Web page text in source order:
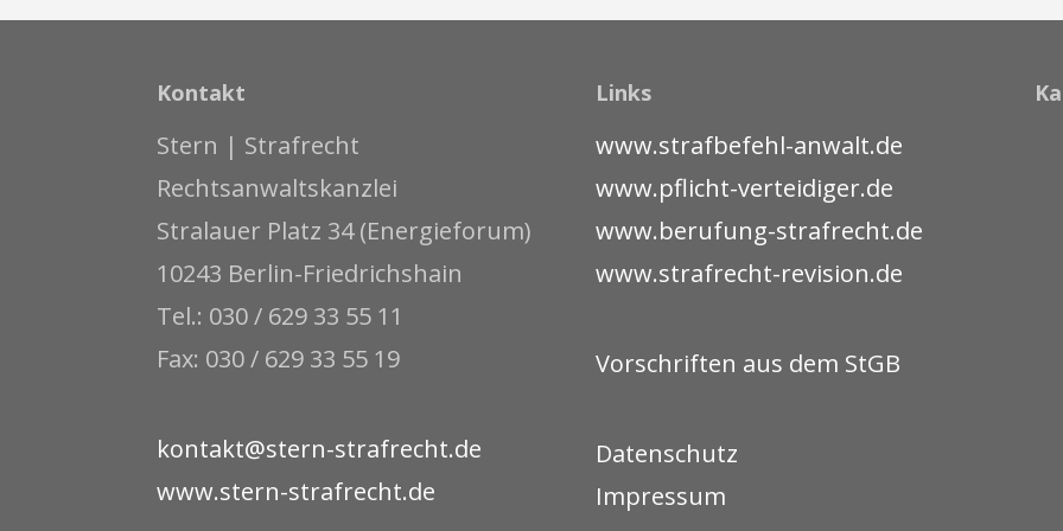
Kontakt
Stern | Strafrecht
Rechtsanwaltskanzlei
Stralauer Platz 34 (Energieforum)
10243 Berlin-Friedrichshain
Tel.: 030 / 629 33 55 11
Fax: 030 / 629 33 55 19
kontakt@stern-strafrecht.de
www.stern-strafrecht.de
Links
www.strafbefehl-anwalt.de
www.pflicht-verteidiger.de
www.berufung-strafrecht.de
www.strafrecht-revision.de
Vorschriften aus dem StGB
Datenschutz
Impressum